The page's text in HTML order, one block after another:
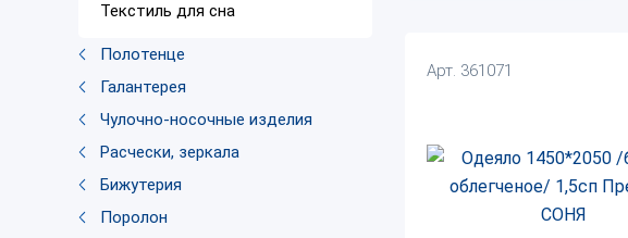
Текстиль для сна
Полотенце
Галантерея
Чулочно-носочные изделия
Расчески, зеркала
Бижутерия
Поролон
Арт. 361071